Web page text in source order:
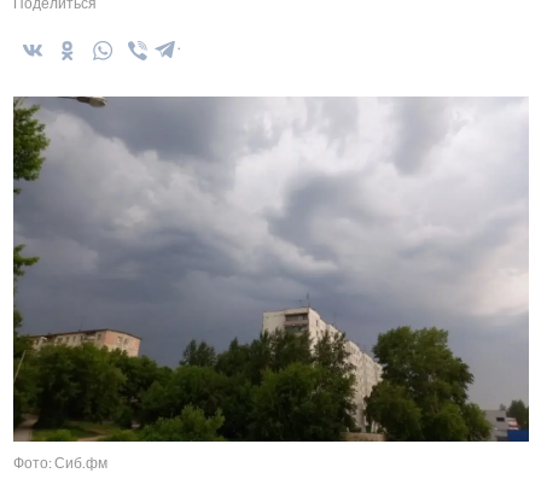
Фото: Сиб.фм